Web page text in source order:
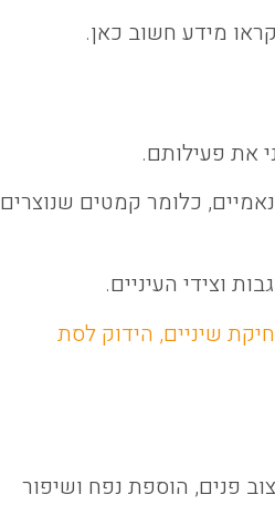
מידע חשוב כאן.
את פעילותם.
כלומר קמטים שנוצרים
וצידי העיניים.
שיניים, הידוק לסת
פנים, הוספת נפח ושיפור